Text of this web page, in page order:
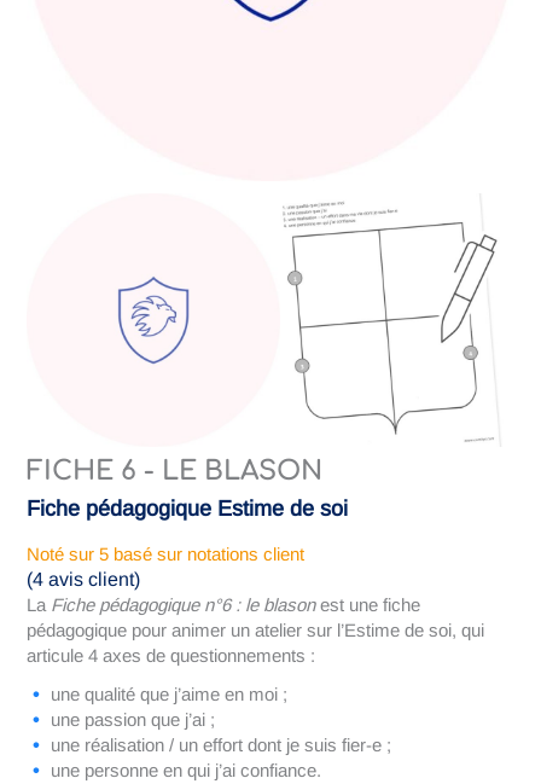
FICHE 6 - LE BLASON
Fiche pédagogique Estime de soi
Notésur 5 basé sur notations client
(4 avis client)
La Fiche pédagogique n°6 : le blasonest une fiche
pédagogique pour animer un atelier sur l’Estime de soi, qui
articule 4 axes de questionnements :
une qualité que j’aime en moi ;
une passion que j’ai ;
une réalisation / un effort dont je suis fier-e ;
une personne en qui j’ai confiance.